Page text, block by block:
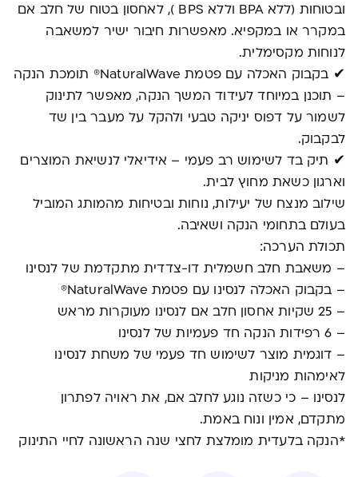
ובטוחות (ללא BPA וללא BPS ), לאחסון בטוח של חלב אם
במקרר או במקפיא. מאפשרות חיבור ישיר למשאבה
לנוחות מקסימלית.
✔ בקבוק האכלה עם פטמת NaturalWave® תומכת הנקה
– תוכנן במיוחד לעידוד המשך הנקה, מאפשר לתינוק
לשמור על דפוס יניקה טבעי ולהקל על מעבר בין שד
לבקבוק.
✔ תיק בד לשימוש רב פעמי – אידיאלי לנשיאת המוצרים
וארגון כשאת מחוץ לבית.
שילוב מנצח של יעילות, נוחות ובטיחות מהמותג המוביל
בעולם בתחומי הנקה ושאיבה.
תכולת הערכה:
– משאבת חלב חשמלית דו-צדדית מתקדמת של לנסינו
– בקבוק האכלה לנסינו עם פטמת NaturalWave®
– 25 שקיות אחסון חלב אם לנסינו מעוקרות מראש
– 6 רפידות הנקה חד פעמיות של לנסינו
– דוגמית מוצר לשימוש חד פעמי של משחת לנסינו
לאימהות מניקות
לנסינו – כי כשזה נוגע לחלב אם, את ראויה לפתרון
מתקדם, אמין ונוח באמת.
*הנקה בלעדית מומלצת לחצי שנה הראשונה לחיי התינוק